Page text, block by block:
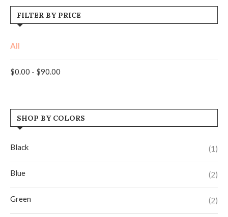
FILTER BY PRICE
All
$0.00 - $90.00
SHOP BY COLORS
Black (1)
Blue (2)
Green (2)